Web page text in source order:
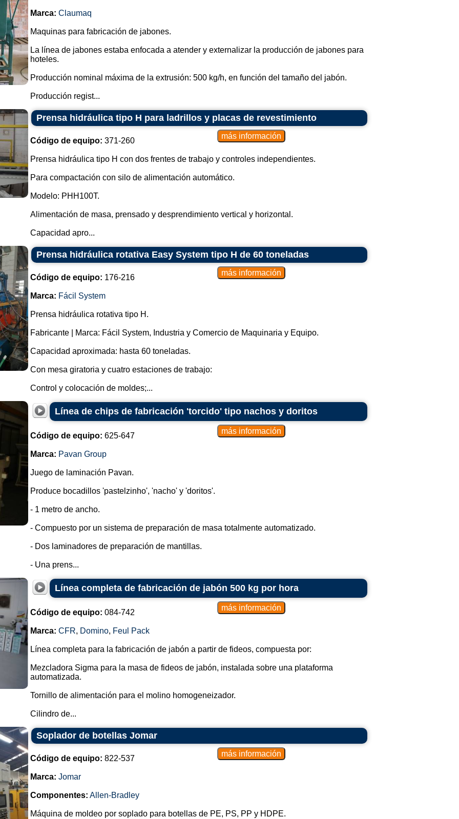
Marca: Claumaq
Maquinas para fabricación de jabones.
La línea de jabones estaba enfocada a atender y externalizar la producción de jabones para
hoteles.
Producción nominal máxima de la extrusión: 500 kg/h, en función del tamaño del jabón.
Producción regist...
Prensa hidráulica tipo H para ladrillos y placas de revestimiento
Código de equipo: 371-260
Prensa hidráulica tipo H con dos frentes de trabajo y controles independientes.
Para compactación con silo de alimentación automático.
Modelo: PHH100T.
Alimentación de masa, prensado y desprendimiento vertical y horizontal.
Capacidad apro...
Prensa hidráulica rotativa Easy System tipo H de 60 toneladas
Código de equipo: 176-216
Marca: Fácil System
Prensa hidráulica rotativa tipo H.
Fabricante | Marca: Fácil System, Industria y Comercio de Maquinaria y Equipo.
Capacidad aproximada: hasta 60 toneladas.
Con mesa giratoria y cuatro estaciones de trabajo:
Control y colocación de moldes;...
Línea de chips de fabricación 'torcido' tipo nachos y doritos
Código de equipo: 625-647
Marca: Pavan Group
Juego de laminación Pavan.
Produce bocadillos 'pastelzinho', 'nacho' y 'doritos'.
- 1 metro de ancho.
- Compuesto por un sistema de preparación de masa totalmente automatizado.
- Dos laminadores de preparación de mantillas.
- Una prens...
Línea completa de fabricación de jabón 500 kg por hora
Código de equipo: 084-742
Marca: CFR, Domino, Feul Pack
Línea completa para la fabricación de jabón a partir de fideos, compuesta por:
Mezcladora Sigma para la masa de fideos de jabón, instalada sobre una plataforma
automatizada.
Tornillo de alimentación para el molino homogeneizador.
Cilindro de...
Soplador de botellas Jomar
Código de equipo: 822-537
Marca: Jomar
Componentes: Allen-Bradley
Máquina de moldeo por soplado para botellas de PE, PS, PP y HDPE.